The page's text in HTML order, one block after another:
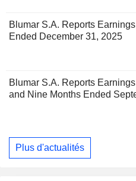
Blumar S.A. Reports
Ended December 31, 2025
Blumar S.A. Reports
and Nine Months Ended
Plus d'actualités